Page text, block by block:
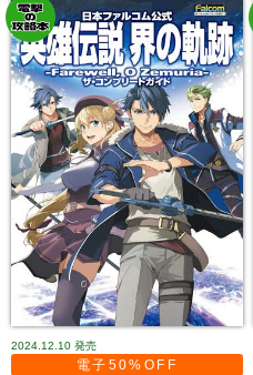
2024.12.10 発売
電子50%OFF